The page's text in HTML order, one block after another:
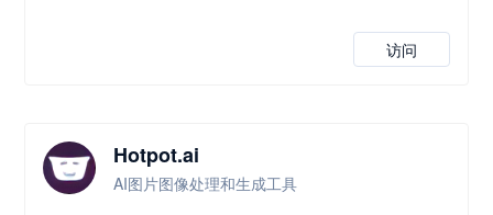
访问
Hotpot.ai
AI图片图像处理和生成工具